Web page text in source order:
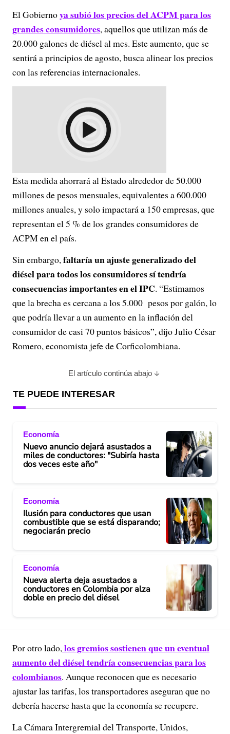
El Gobiernoya subió los precios del ACPM para los
grandes consumidores, aquellos que utilizan más de
20.000 galones de diésel al mes. Este aumento, que se
sentirá a principios de agosto, busca alinear los precios
con las referencias internacionales.
Esta medida ahorrará al Estado alrededor de 50.000
millones de pesos mensuales, equivalentes a 600.000
millones anuales, y solo impactará a 150 empresas, que
representan el 5 % de los grandes consumidores de
ACPM en el país.
Sin embargo,faltaría un ajuste generalizado del
diésel para todos los consumidores sí tendría
consecuencias importantes en el IPC. “Estimamos
que la brecha es cercana a los 5.000 pesos por galón, lo
que podría llevar a un aumento en la inflación del
consumidor de casi 70 puntos básicos”, dijo Julio César
Romero, economista jefe de Corficolombiana.
El artículo continúa abajo
TE PUEDE INTERESAR
Economía
Nuevo anuncio dejará asustados a
miles de conductores: "Subiría hasta
dos veces este año"
Economía
Ilusión para conductores que usan
combustible que se está disparando;
negociarán precio
Economía
Nueva alerta deja asustados a
conductores en Colombia por alza
doble en precio del diésel
Por otro lado,los gremios sostienen que un eventual
aumento del diésel tendría consecuencias para los
colombianos. Aunque reconocen que es necesario
ajustar las tarifas, los transportadores aseguran que no
debería hacerse hasta que la economía se recupere.
La Cámara Intergremial del Transporte, Unidos,